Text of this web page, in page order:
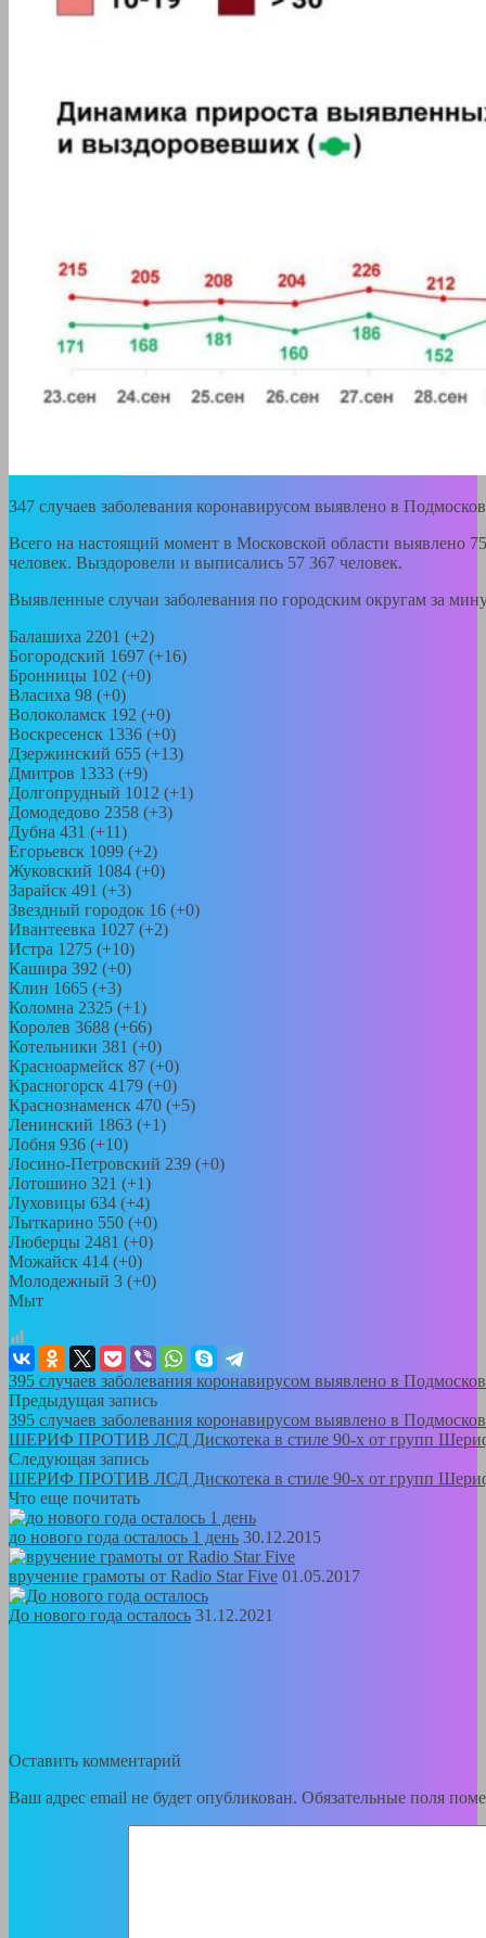
347 случаев заболевания коронавирусом выявлено в
Всего на настоящий момент в Московской области выявлено
человек. Выздоровели и выписались 57 367 человек.
Выявленные случаи заболевания по городским округам за
Балашиха 2201 (+2)
Богородский 1697 (+16)
Бронницы 102 (+0)
Власиха 98 (+0)
Волоколамск 192 (+0)
Воскресенск 1336 (+0)
Дзержинский 655 (+13)
Дмитров 1333 (+9)
Долгопрудный 1012 (+1)
Домодедово 2358 (+3)
Дубна 431 (+11)
Егорьевск 1099 (+2)
Жуковский 1084 (+0)
Зарайск 491 (+3)
Звездный городок 16 (+0)
Ивантеевка 1027 (+2)
Истра 1275 (+10)
Кашира 392 (+0)
Клин 1665 (+3)
Коломна 2325 (+1)
Королев 3688 (+66)
Котельники 381 (+0)
Красноармейск 87 (+0)
Красногорск 4179 (+0)
Краснознаменск 470 (+5)
Ленинский 1863 (+1)
Лобня 936 (+10)
Лосино-Петровский 239 (+0)
Лотошино 321 (+1)
Луховицы 634 (+4)
Лыткарино 550 (+0)
Люберцы 2481 (+0)
Можайск 414 (+0)
Молодежный 3 (+0)
Мыт
395 случаев заболевания коронавирусом выявлено в
Предыдущая запись
395 случаев заболевания коронавирусом выявлено в
ШЕРИФ ПРОТИВ ЛСД Дискотека в стиле 90-х от групп
Следующая запись
ШЕРИФ ПРОТИВ ЛСД Дискотека в стиле 90-х от групп
Что еще почитать
до нового года осталось 1 день 30.12.2015
вручение грамоты от Radio Star Five 01.05.2017
До нового года осталось 31.12.2021
Оставить комментарий
Ваш адрес email не будет опубликован. Обязательные поля